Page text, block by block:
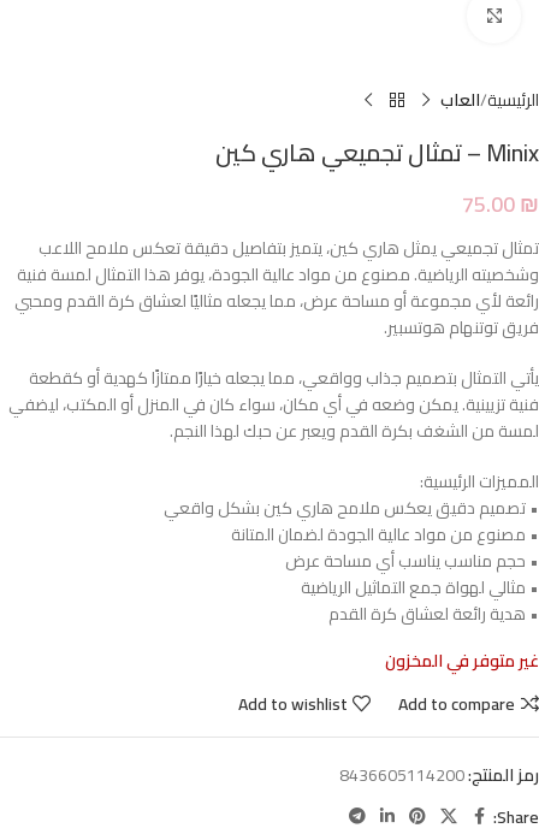
الرئيسية العاب
Minix – تمثال تجميعي هاري كين
75.00₪
تمثال تجميعي يمثل هاري كين، يتميز بتفاصيل دقيقة تعكس ملامح اللاعب
وشخصيته الرياضية. مصنوع من مواد عالية الجودة، يوفر هذا التمثال لمسة فنية
رائعة لأي مجموعة أو مساحة عرض، مما يجعله مثاليًا لعشاق كرة القدم ومحبي
فريق توتنهام هوتسبير.
يأتي التمثال بتصميم جذاب وواقعي، مما يجعله خيارًا ممتازًا كهدية أو كقطعة
فنية تزيينية. يمكن وضعه في أي مكان، سواء كان في المنزل أو المكتب، ليضفي
لمسة من الشغف بكرة القدم ويعبر عن حبك لهذا النجم.
المميزات الرئيسية:
• تصميم دقيق يعكس ملامح هاري كين بشكل واقعي
• مصنوع من مواد عالية الجودة لضمان المتانة
• حجم مناسب يناسب أي مساحة عرض
• مثالي لهواة جمع التماثيل الرياضية
• هدية رائعة لعشاق كرة القدم
غير متوفر في المخزون
Add to compare
Add to wishlist
رمز المنتج:8436605114200
Share: